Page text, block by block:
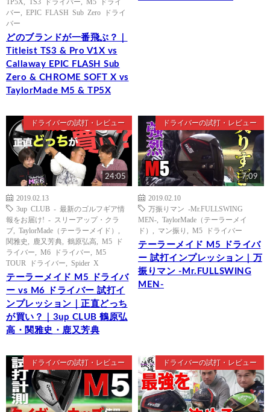
バー
EPIC FLASH Sub Zero ドライ
バー
どのブランドが一番飛ぶ？｜
Titleist TS3 & Pro V1X vs
Callaway EPIC FLASH Sub
Zero & CHROME SOFT X vs
TaylorMade M5 & TP5X
ドライバーの試打・レビュー
24:05
2019.02.13
3up CLUB - 最新のゴルフギア情
報をお届け! - スリーアップ・クラ
ブ
TaylorMade（テーラーメイド）
関雅史
鹿又芳典 鶴原弘高
M5 ド
ライバー
M6 ドライバー
M5
TOUR ドライバー
Spider X
テーラーメイド M5 ドライバ
ー vs M6 ドライバー 試打イ
ンプレッション｜正直どっち
が買い？｜3up CLUB 鶴原弘
高・関雅史・鹿又芳典
ドライバーの試打・レビュー
7:09
2019.02.10
万振りマン -Mr.FULLSWING
MEN-
TaylorMade（テーラーメイ
ド）
マン振り M5 ドライバー
テーラーメイド M5 ドライバ
ー 試打インプレッション｜万
振りマン -Mr.FULLSWING
MEN-
ドライバーの試打・レビュー ドライバーの試打・レビュー